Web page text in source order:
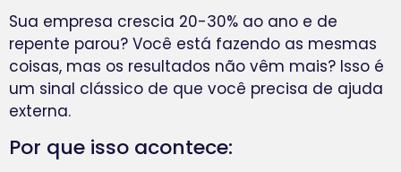
Sua empresa crescia 20-30% ao ano e de
repente parou? Você está fazendo as mesmas
coisas, mas os resultados não vêm mais? Isso é
um sinal clássico de que você precisa de ajuda
externa.
Por que isso acontece: